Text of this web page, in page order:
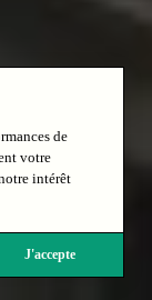
de
votre
intérêt
J'accepte